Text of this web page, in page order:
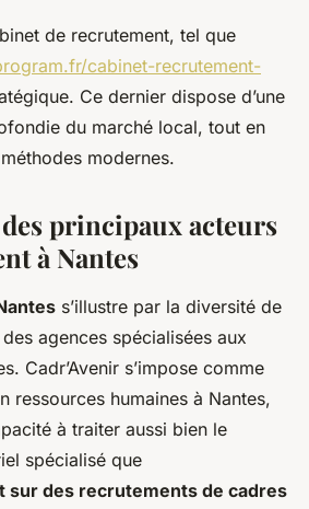
de recrutement, tel que
cabinet-recrutement-
Ce dernier dispose d’une
du marché local, tout en
modernes.
principaux acteurs
à Nantes
s’illustre par la diversité de
agences spécialisées aux
Cadr’Avenir s’impose comme
ressources humaines à Nantes,
à traiter aussi bien le
spécialisé que
sur des recrutements de cadres